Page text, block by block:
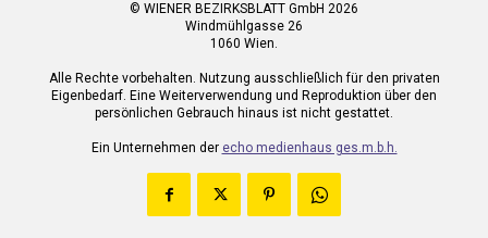
© WIENER BEZIRKSBLATT GmbH 2026
Windmühlgasse 26
1060 Wien.
Alle Rechte vorbehalten. Nutzung ausschließlich für den privaten
Eigenbedarf. Eine Weiterverwendung und Reproduktion über den
persönlichen Gebrauch hinaus ist nicht gestattet.
Ein Unternehmen der echo medienhaus ges.m.b.h.